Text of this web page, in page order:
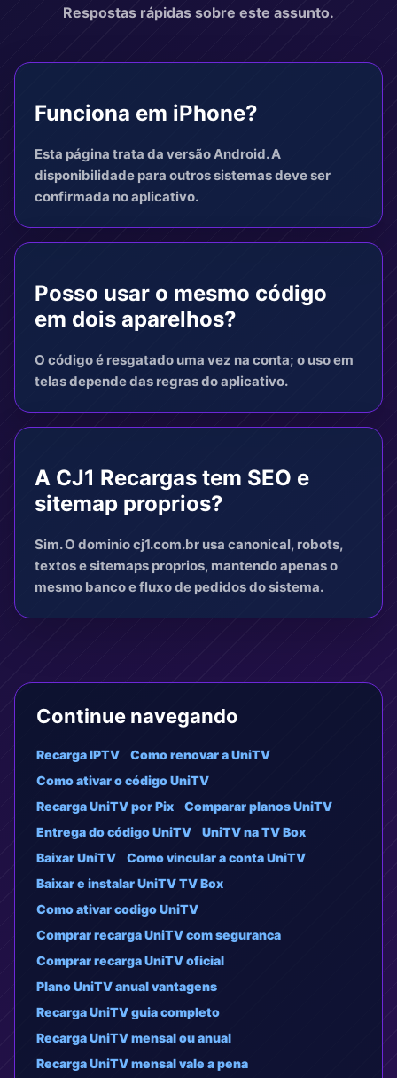
Respostas rápidas sobre este assunto.
Funciona em iPhone?
Esta página trata da versão Android. A
disponibilidade para outros sistemas deve ser
confirmada no aplicativo.
Posso usar o mesmo código
em dois aparelhos?
O código é resgatado uma vez na conta; o uso em
telas depende das regras do aplicativo.
A CJ1 Recargas tem SEO e
sitemap proprios?
Sim. O dominio cj1.com.br usa canonical, robots,
textos e sitemaps proprios, mantendo apenas o
mesmo banco e fluxo de pedidos do sistema.
Continue navegando
Recarga IPTV
Como renovar a UniTV
Como ativar o código UniTV
Recarga UniTV por Pix
Comparar planos UniTV
Entrega do código UniTV
UniTV na TV Box
Baixar UniTV
Como vincular a conta UniTV
Baixar e instalar UniTV TV Box
Como ativar codigo UniTV
Comprar recarga UniTV com seguranca
Comprar recarga UniTV oficial
Plano UniTV anual vantagens
Recarga UniTV guia completo
Recarga UniTV mensal ou anual
Recarga UniTV mensal vale a pena